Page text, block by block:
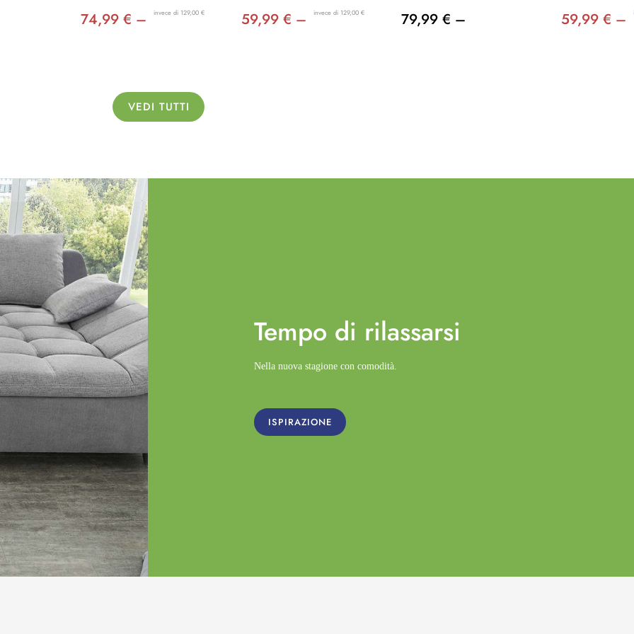
74,99 € – invece di 129,00 € 59,99 € – invece di 129,00 € 79,99 € – 59,99 € –
VEDI TUTTI
Tempo di rilassarsi
Nella nuova stagione con comodità.
ISPIRAZIONE